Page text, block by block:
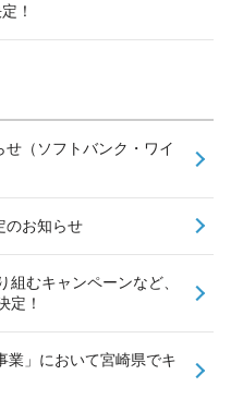
！
（ソフトバンク・ワイ
のお知らせ
むキャンペーンなど、
定！
業」において宮崎県でキ